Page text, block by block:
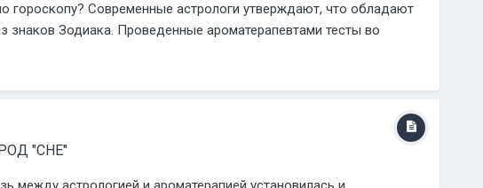
гороскопу? Современные астрологи утверждают, что обладают
Зодиака. Проведенные ароматерапевтами тесты во
"CHE"